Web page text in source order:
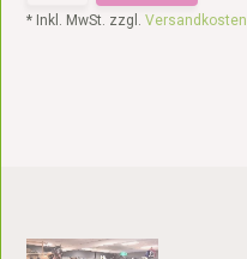
* Inkl. MwSt. zzgl.Versandkosten